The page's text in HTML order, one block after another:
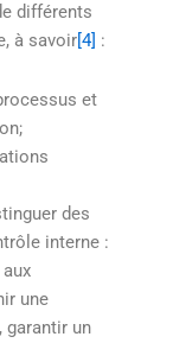
différents
à savoir[4] :
et
des
interne :
une
garantir un